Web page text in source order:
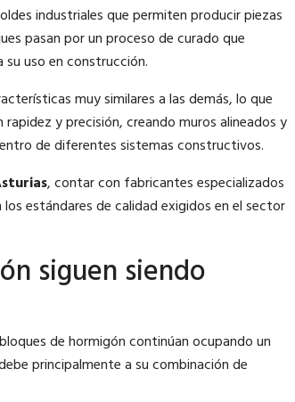
industriales que permiten producir piezas
pasan por un proceso de curado que
uso en construcción.
muy similares a las demás, lo que
y precisión, creando muros alineados y
de diferentes sistemas constructivos.
, contar con fabricantes especializados
estándares de calidad exigidos en el sector
siguen siendo
de hormigón continúan ocupando un
principalmente a su combinación de